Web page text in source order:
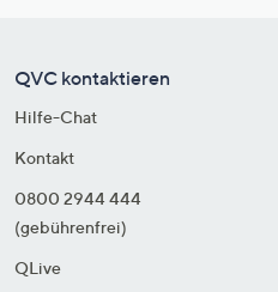
QVC kontaktieren
Hilfe-Chat
Kontakt
0800 2944 444
(gebührenfrei)
QLive